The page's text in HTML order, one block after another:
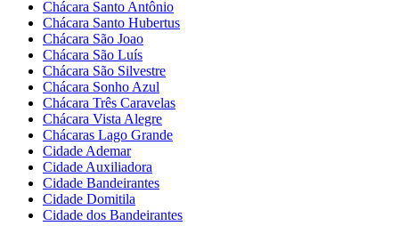
Chácara Santo Antônio
Chácara Santo Hubertus
Chácara São Joao
Chácara São Luís
Chácara São Silvestre
Chácara Sonho Azul
Chácara Três Caravelas
Chácara Vista Alegre
Chácaras Lago Grande
Cidade Ademar
Cidade Auxiliadora
Cidade Bandeirantes
Cidade Domitila
Cidade dos Bandeirantes